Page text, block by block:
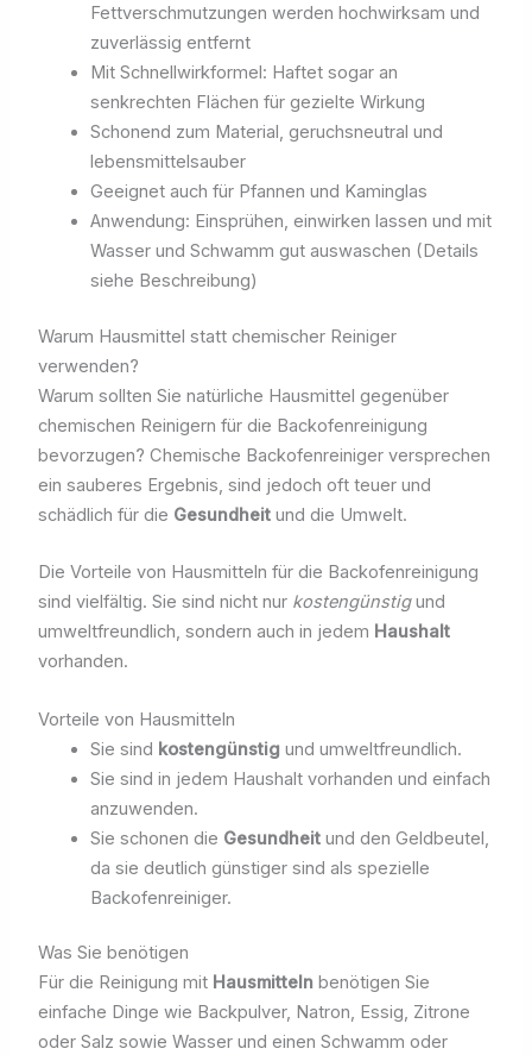
Fettverschmutzungen werden hochwirksam und
zuverlässig entfernt
Mit Schnellwirkformel: Haftet sogar an
senkrechten Flächen für gezielte Wirkung
Schonend zum Material, geruchsneutral und
lebensmittelsauber
Geeignet auch für Pfannen und Kaminglas
Anwendung: Einsprühen, einwirken lassen und mit
Wasser und Schwamm gut auswaschen (Details
siehe Beschreibung)
Warum Hausmittel statt chemischer Reiniger
verwenden?
Warum sollten Sie natürliche Hausmittel gegenüber
chemischen Reinigern für die Backofenreinigung
bevorzugen? Chemische Backofenreiniger versprechen
ein sauberes Ergebnis, sind jedoch oft teuer und
schädlich für die Gesundheitund die Umwelt.
Die Vorteile von Hausmitteln für die Backofenreinigung
sind vielfältig. Sie sind nicht nur kostengünstigund
umweltfreundlich, sondern auch in jedem Haushalt
vorhanden.
Vorteile von Hausmitteln
Sie sind kostengünstigund umweltfreundlich.
Sie sind in jedem Haushalt vorhanden und einfach
anzuwenden.
Sie schonen die Gesundheitund den Geldbeutel,
da sie deutlich günstiger sind als spezielle
Backofenreiniger.
Was Sie benötigen
Für die Reinigung mit Hausmittelnbenötigen Sie
einfache Dinge wie Backpulver, Natron, Essig, Zitrone
oder Salz sowie Wasser und einen Schwamm oder